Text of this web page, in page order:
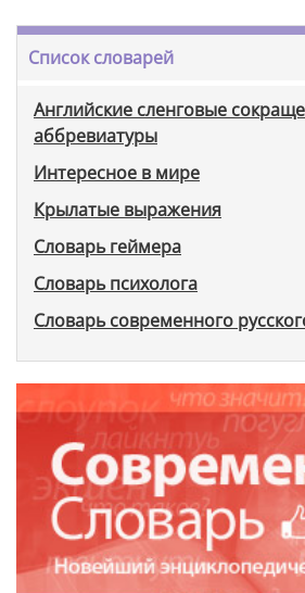
Список словарей
Английские сленговые
аббревиатуры
Интересное в мире
Крылатые выражения
Словарь геймера
Словарь психолога
Словарь современного